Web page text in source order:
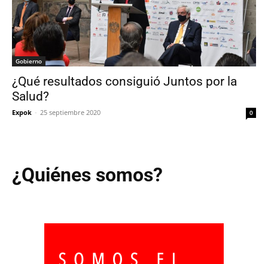
Gobierno
¿Qué resultados consiguió Juntos por la
Salud?
Expok - 25 septiembre 2020 0
¿Quiénes somos?